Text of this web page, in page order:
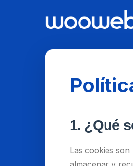
1. ¿Qué
Las cookies son
almacenar y